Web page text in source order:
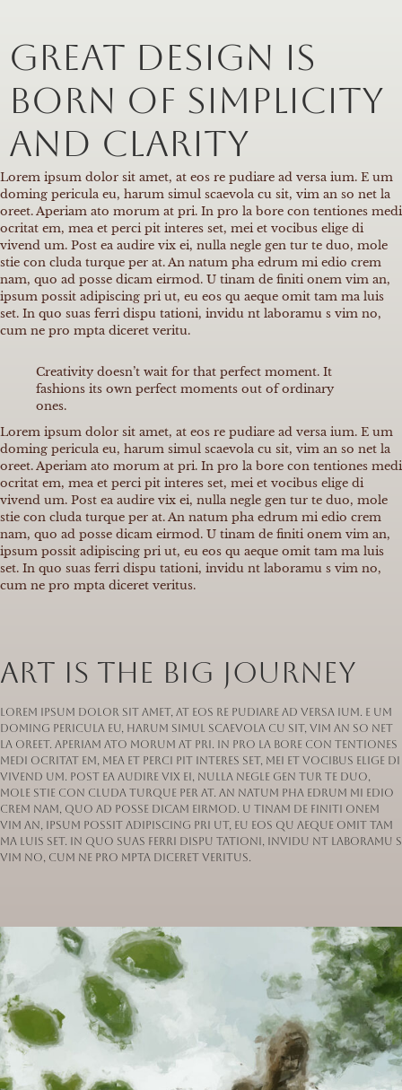
Great design is
born of simplicity
and clarity
Lorem ipsum dolor sit amet, at eos re pudiare ad versa ium. E um
doming pericula eu, harum simul scaevola cu sit, vim an so net la
oreet. Aperiam ato morum at pri. In pro la bore con tentiones medi
ocritat em, mea et perci pit interes set, mei et vocibus elige di
vivend um. Post ea audire vix ei, nulla negle gen tur te duo, mole
stie con cluda turque per at. An natum pha edrum mi edio crem
nam, quo ad posse dicam eirmod. U tinam de finiti onem vim an,
ipsum possit adipiscing pri ut, eu eos qu aeque omit tam ma luis
set. In quo suas ferri dispu tationi, invidu nt laboramu s vim no,
cum ne pro mpta diceret veritu.
Creativity doesn’t wait for that perfect moment. It
fashions its own perfect moments out of ordinary
ones.
Lorem ipsum dolor sit amet, at eos re pudiare ad versa ium. E um
doming pericula eu, harum simul scaevola cu sit, vim an so net la
oreet. Aperiam ato morum at pri. In pro la bore con tentiones medi
ocritat em, mea et perci pit interes set, mei et vocibus elige di
vivend um. Post ea audire vix ei, nulla negle gen tur te duo, mole
stie con cluda turque per at. An natum pha edrum mi edio crem
nam, quo ad posse dicam eirmod. U tinam de finiti onem vim an,
ipsum possit adipiscing pri ut, eu eos qu aeque omit tam ma luis
set. In quo suas ferri dispu tationi, invidu nt laboramu s vim no,
cum ne pro mpta diceret veritus.
Art is the big journey
Lorem ipsum dolor sit amet, at eos re pudiare ad versa ium. E um
doming pericula eu, harum simul scaevola cu sit, vim an so net
la oreet. Aperiam ato morum at pri. In pro la bore con tentiones
medi ocritat em, mea et perci pit interes set, mei et vocibus elige di
vivend um. Post ea audire vix ei, nulla negle gen tur te duo,
mole stie con cluda turque per at. An natum pha edrum mi edio
crem nam, quo ad posse dicam eirmod. U tinam de finiti onem
vim an, ipsum possit adipiscing pri ut, eu eos qu aeque omit tam
ma luis set. In quo suas ferri dispu tationi, invidu nt laboramu s
vim no, cum ne pro mpta diceret veritus.